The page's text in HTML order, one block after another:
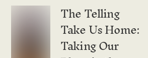
The Telling
Take Us Home:
Taking Our